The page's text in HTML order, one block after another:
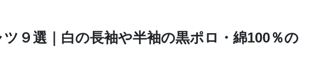
９選｜白の長袖や半袖の黒ポロ・綿100％の